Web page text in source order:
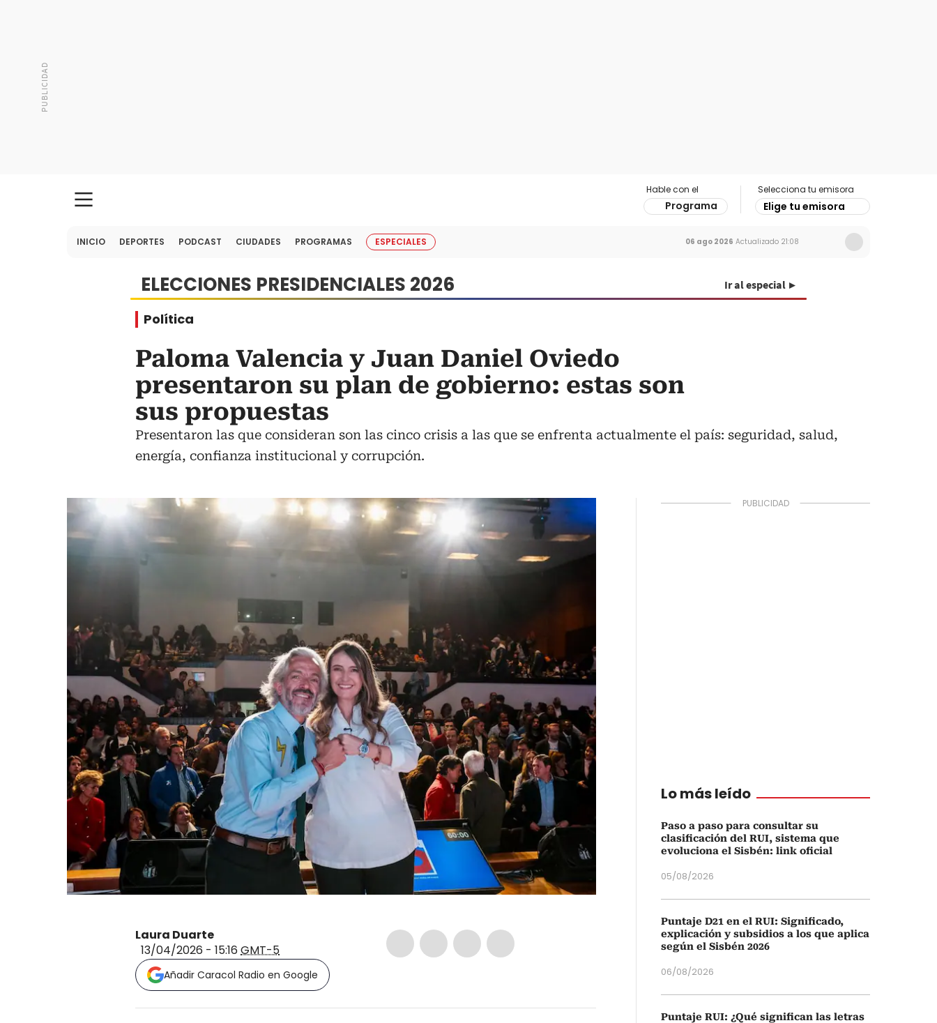
Hable con el
Programa
Selecciona tu emisora
Elige tu emisora
INICIO DEPORTES PODCAST CIUDADES PROGRAMAS ESPECIALES 06 ago 2026 Actualizado 21:08
ELECCIONES PRESIDENCIALES 2026 Ir al especial
Política
Paloma Valencia y Juan Daniel Oviedo
presentaron su plan de gobierno: estas son
sus propuestas
Presentaron las que consideran son las cinco crisis a las que se enfrenta actualmente el país: seguridad, salud,
energía, confianza institucional y corrupción.
Laura Duarte
13/04/2026 - 15:16 GMT-5
Añadir Caracol Radio en Google
Lo más leído
Paso a paso para consultar su
clasificación del RUI, sistema que
evoluciona el Sisbén: link oficial
05/08/2026
Puntaje D21 en el RUI: Significado,
explicación y subsidios a los que aplica
según el Sisbén 2026
06/08/2026
Puntaje RUI: ¿Qué significan las letras